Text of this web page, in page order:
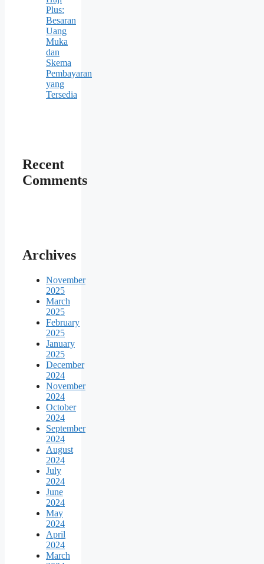
Plus:
Besaran
Uang
Muka
dan
Skema
Pembayaran
yang
Tersedia
Recent
Comments
Archives
November
2025
March
2025
February
2025
January
2025
December
2024
November
2024
October
2024
September
2024
August
2024
July
2024
June
2024
May
2024
April
2024
March